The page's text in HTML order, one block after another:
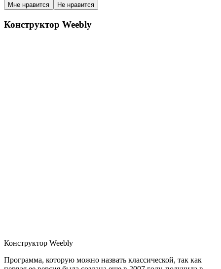
Мне нравится Не нравится
Конструктор Weebly
Конструктор Weebly
Программа, которую можно назвать классической, так как